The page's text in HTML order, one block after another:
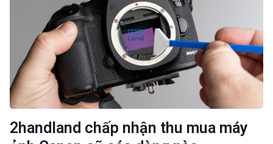
2handland chấp nhận thu mua máy